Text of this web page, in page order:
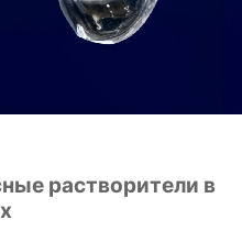
растворители в